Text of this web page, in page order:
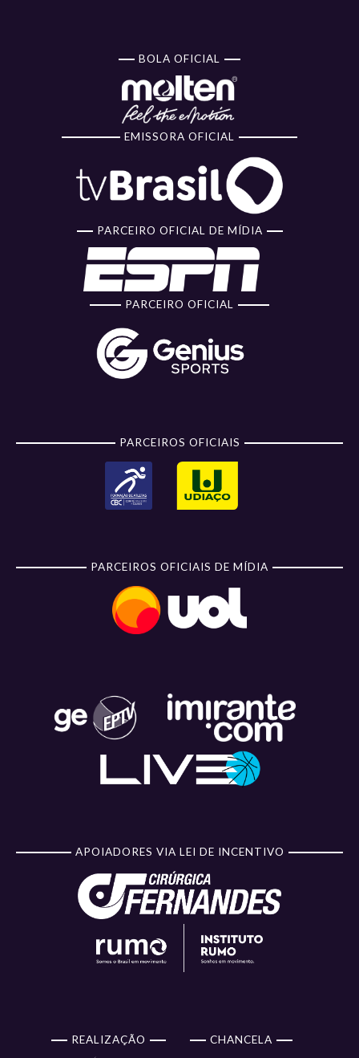
BOLA OFICIAL
EMISSORA OFICIAL
PARCEIRO OFICIAL DE MÍDIA
PARCEIRO OFICIAL
PARCEIROS OFICIAIS
PARCEIROS OFICIAIS DE MÍDIA
APOIADORES VIA LEI DE INCENTIVO
REALIZAÇÃO CHANCELA